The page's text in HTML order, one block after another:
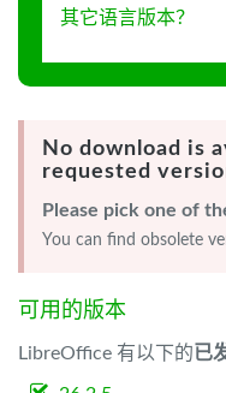
其它语言版本？
No download is
requested
Please pick one of
You can find obsolete
可用的版本
LibreOffice 有以下的已